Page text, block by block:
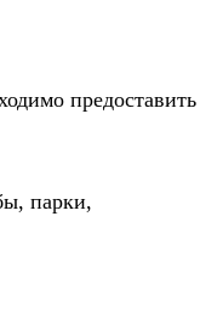
предоставить
парки,